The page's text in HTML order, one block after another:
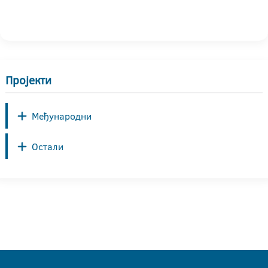
Пројекти
Међународни
Остали